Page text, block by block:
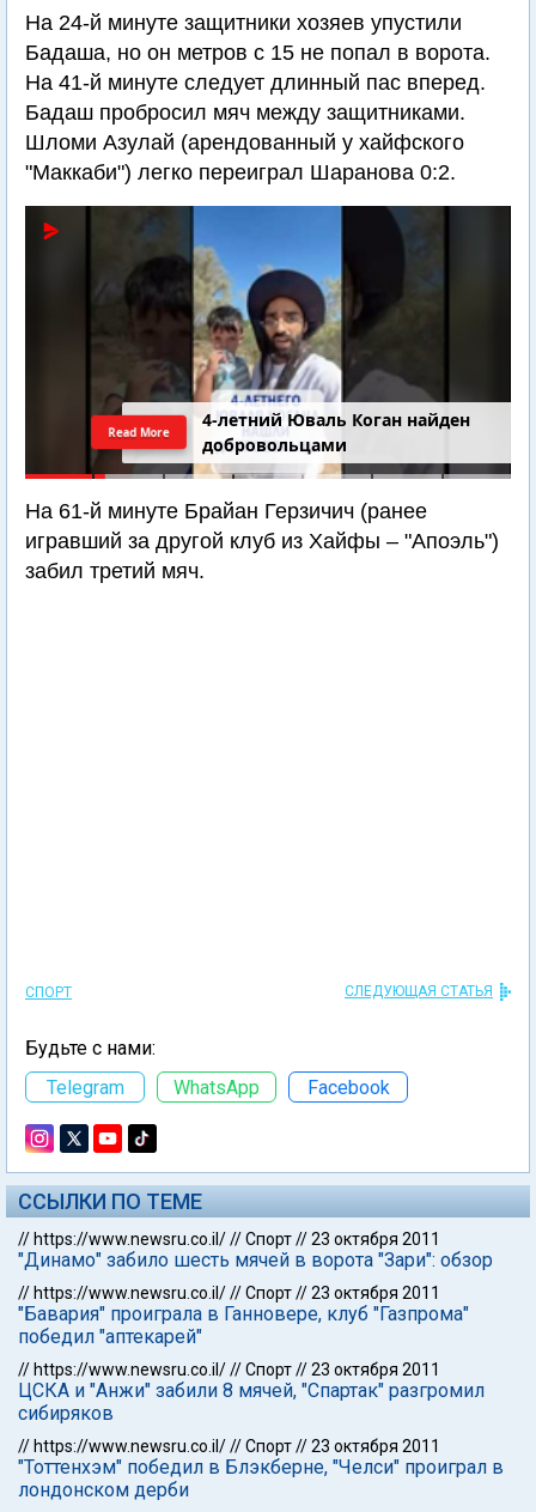
На 24-й минуте защитники хозяев упустили
Бадаша, но он метров с 15 не попал в ворота.
На 41-й минуте следует длинный пас вперед.
Бадаш пробросил мяч между защитниками.
Шломи Азулай (арендованный у хайфского
"Маккаби") легко переиграл Шаранова 0:2.
4-летний Юваль Коган найден
добровольцами
Read More
На 61-й минуте Брайан Герзичич (ранее
игравший за другой клуб из Хайфы – "Апоэль")
забил третий мяч.
СПОРТ СЛЕДУЮЩАЯ СТАТЬЯ
Будьте с нами:
Telegram
WhatsApp Facebook
ССЫЛКИ ПО ТЕМЕ
// https://www.newsru.co.il///Спорт//23 октября 2011
"Динамо" забило шесть мячей в ворота "Зари": обзор
// https://www.newsru.co.il///Спорт//23 октября 2011
"Бавария" проиграла в Ганновере, клуб "Газпрома"
победил "аптекарей"
// https://www.newsru.co.il///Спорт//23 октября 2011
ЦСКА и "Анжи" забили 8 мячей, "Спартак" разгромил
сибиряков
// https://www.newsru.co.il///Спорт//23 октября 2011
"Тоттенхэм" победил в Блэкберне, "Челси" проиграл в
лондонском дерби